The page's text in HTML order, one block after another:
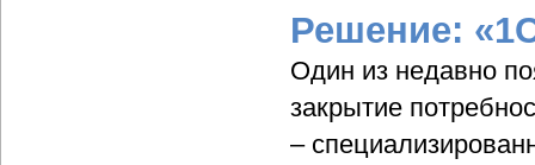
Решение:
Один из недавно
закрытие
–